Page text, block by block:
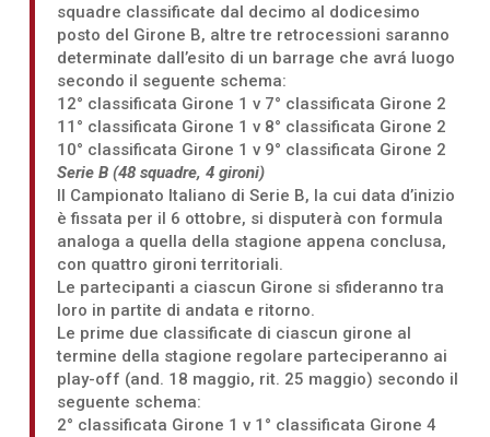
squadre classificate dal decimo al dodicesimo
posto del Girone B, altre tre retrocessioni saranno
determinate dall’esito di un barrage che avrá luogo
secondo il seguente schema:
12° classificata Girone 1 v 7° classificata Girone 2
11° classificata Girone 1 v 8° classificata Girone 2
10° classificata Girone 1 v 9° classificata Girone 2
Serie B (48 squadre, 4 gironi)
Il Campionato Italiano di Serie B, la cui data d’inizio
è fissata per il 6 ottobre, si disputerà con formula
analoga a quella della stagione appena conclusa,
con quattro gironi territoriali.
Le partecipanti a ciascun Girone si sfideranno tra
loro in partite di andata e ritorno.
Le prime due classificate di ciascun girone al
termine della stagione regolare parteciperanno ai
play-off (and. 18 maggio, rit. 25 maggio) secondo il
seguente schema:
2° classificata Girone 1 v 1° classificata Girone 4